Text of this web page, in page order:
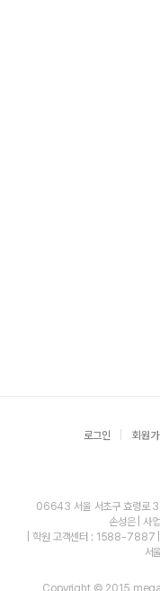
로그인 회원
06643 서울 서초구 효령로
손성은 |
| 학원 고객센터 : 1588-7887 |
서
Copyright © 2015